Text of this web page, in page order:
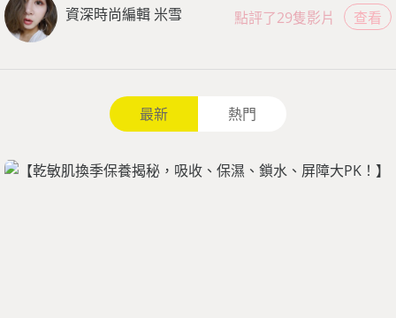
資深時尚編輯 米雪 查看
點評了29隻影片
最新 熱門